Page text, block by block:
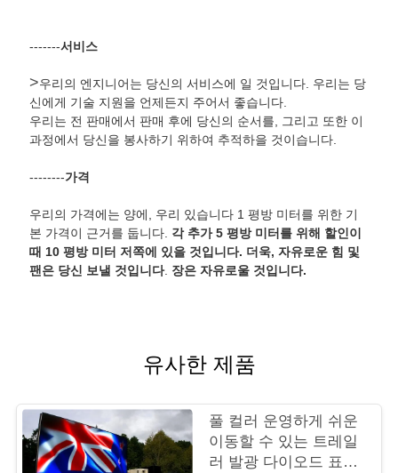
-------서비스
>우리의 엔지니어는 당신의 서비스에 일 것입니다. 우리는 당
신에게 기술 지원을 언제든지 주어서 좋습니다.
우리는 전 판매에서 판매 후에 당신의 순서를, 그리고 또한 이
과정에서 당신을 봉사하기 위하여 추적하을 것이습니다.
--------가격
우리의 가격에는 양에, 우리 있습니다 1 평방 미터를 위한 기
본 가격이 근거를 둡니다. 각 추가 5 평방 미터를 위해 할인이
때 10 평방 미터 저쪽에 있을 것입니다. 더욱, 자유로운 힘 및
팬은 당신 보낼 것입니다. 장은 자유로울 것입니다.
유사한 제품
풀 컬러 운영하게 쉬운
이동할 수 있는 트레일
러 발광 다이오드 표시